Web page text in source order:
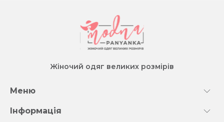
Жіночий одяг великих розмірів
Меню
Інформація